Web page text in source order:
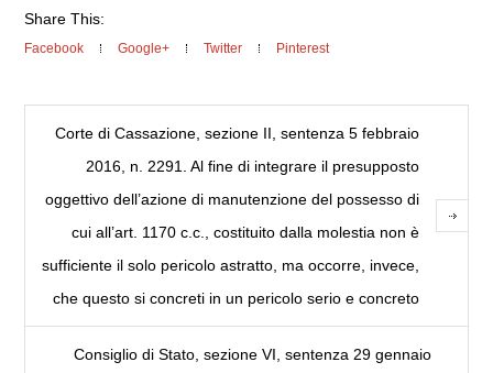
Share This:
Facebook Google+ Twitter Pinterest
Corte di Cassazione, sezione II, sentenza 5 febbraio
2016, n. 2291. Al fine di integrare il presupposto
oggettivo dell’azione di manutenzione del possesso di
cui all’art. 1170 c.c., costituito dalla molestia non è
sufficiente il solo pericolo astratto, ma occorre, invece,
che questo si concreti in un pericolo serio e concreto
Consiglio di Stato, sezione VI, sentenza 29 gennaio